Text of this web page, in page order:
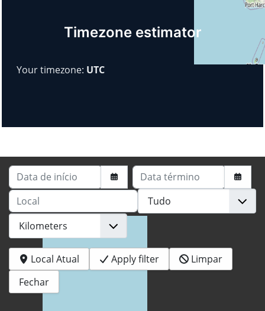
Timezone estimator
Your timezone: UTC
Data de início
Data término
Local
Local Atual Apply filter
Limpar
Fechar